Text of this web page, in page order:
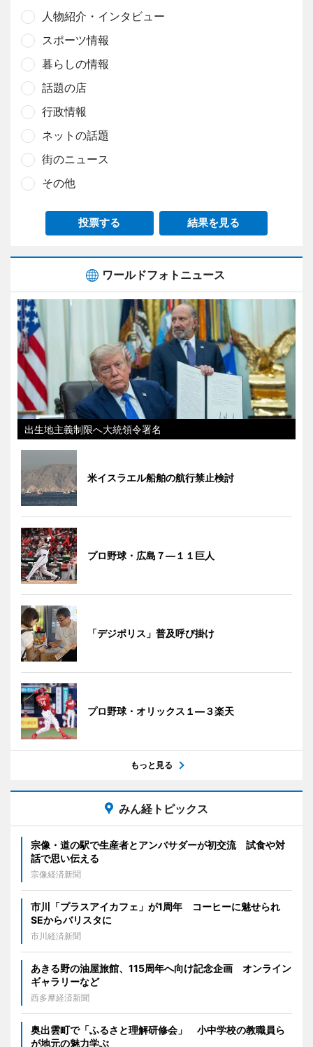
人物紹介・インタビュー
スポーツ情報
暮らしの情報
話題の店
行政情報
ネットの話題
街のニュース
その他
投票する 結果を見る
ワールドフォトニュース
出生地主義制限へ大統領令署名
米イスラエル船舶の航行禁止検討
プロ野球・広島７―１１巨人
「デジポリス」普及呼び掛け
プロ野球・オリックス１―３楽天
もっと見る
みん経トピックス
宗像・道の駅で生産者とアンバサダーが初交流 試食や対
話で思い伝える
宗像経済新聞
市川「プラスアイカフェ」が1周年 コーヒーに魅せられ
SEからバリスタに
市川経済新聞
あきる野の油屋旅館、115周年へ向け記念企画 オンライン
ギャラリーなど
西多摩経済新聞
奥出雲町で「ふるさと理解研修会」 小中学校の教職員ら
が地元の魅力学ぶ